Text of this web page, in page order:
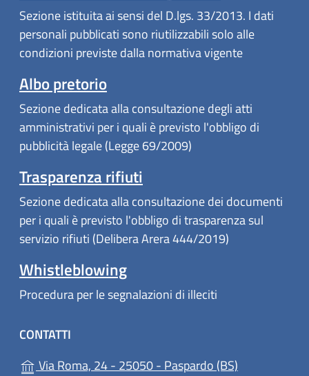
Sezione istituita ai sensi del D.lgs. 33/2013. I dati
personali pubblicati sono riutilizzabili solo alle
condizioni previste dalla normativa vigente
Albo pretorio
Sezione dedicata alla consultazione degli atti
amministrativi per i quali è previsto l'obbligo di
pubblicità legale (Legge 69/2009)
Trasparenza rifiuti
Sezione dedicata alla consultazione dei documenti
per i quali è previsto l'obbligo di trasparenza sul
servizio rifiuti (Delibera Arera 444/2019)
Whistleblowing
Procedura per le segnalazioni di illeciti
CONTATTI
Via Roma, 24 - 25050 - Paspardo (BS)